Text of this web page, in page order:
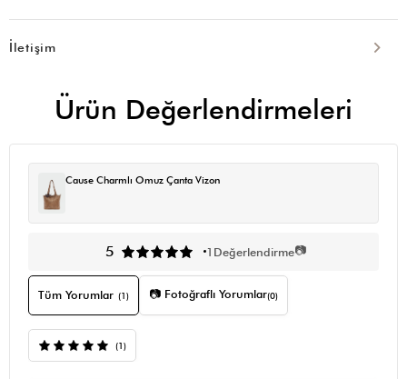
İletişim
Ürün Değerlendirmeleri
Cause Charmlı Omuz Çanta Vizon
5 1 Değerlendirme📷
Tüm Yorumlar (1) 📷 Fotoğraflı Yorumlar(0)
(1)